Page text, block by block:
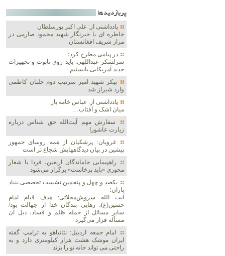
پربازديدها
یادداشتی از: علی اکبر پورسلطان
خاطره ای با خبرنگار شهید محمود صارمی در
مزار شریف افغانستان
در پیامی مطرح کرد؛
سرلشکر عبداللهی: باید روی تابوت و تجهیزات
جدید آمریکایی بایستیم
پیکر شهید امیر سرتیپ دوم خلبان کاظمی
وارد شیراز شد
یادداشتی از: عباس خامه یار
میان اشک و آفتاب…
سفارش مهم آیت‌الله حق شناس درباره
زیارت عاشورا
غرویان: پزشکیان از همه روسای جمهور
پیشین در بیان دیدگاههایش شجاع تر است
راهپیمایی جاماندگان اربعین، فردا با شعار
محوری «باید برخاست» برگزار می‌شود
یکصد و چهل و پنجمین نشست تخصصی بنیاد
باران؛
آیت الله سروش‌محلاتی: هدف قیام امام
حسین(ع)، رهایی بندگان خدا از جهالت بود/
سایر مسائل از جمله ظلم و فساد، ذیل آن
مسأله قرار می‌گیرد
امام جمعه اردبیل: نتانیاهو به ترامپ گفته
ایران موشک هشت هزار کیلومتری دارد و به
راحتی می تواند خانه تو را بزند